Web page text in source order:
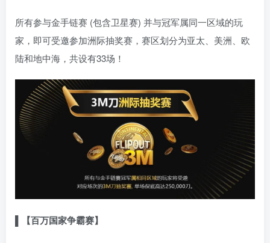
所有参与金手链赛 (包含卫星赛) 并与冠军属同一区域的玩
家，即可受邀参加洲际抽奖赛，赛区划分为亚太、美洲、欧
陆和地中海，共设有33场！
▌【百万国家争霸赛】